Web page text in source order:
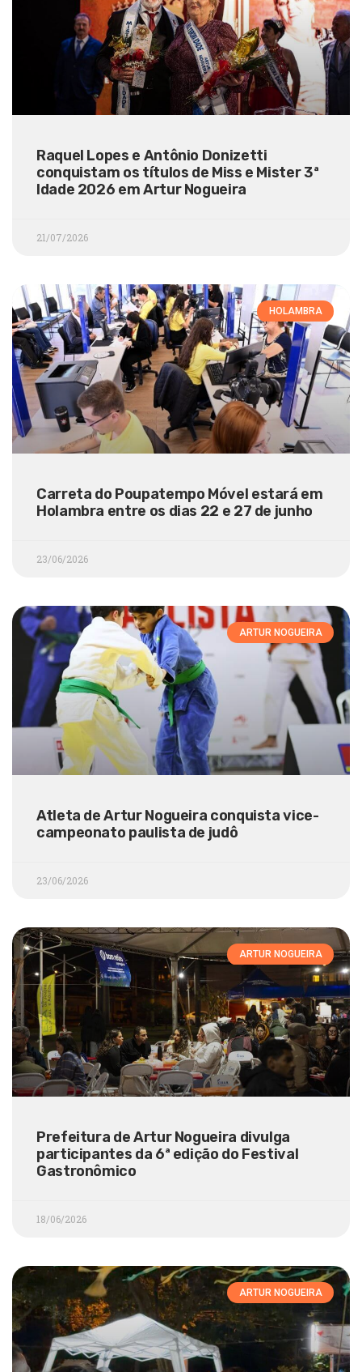
Raquel Lopes e Antônio Donizetti
conquistam os títulos de Miss e Mister 3ª
Idade 2026 em Artur Nogueira
21/07/2026
HOLAMBRA
Carreta do Poupatempo Móvel estará em
Holambra entre os dias 22 e 27 de junho
23/06/2026
ARTUR NOGUEIRA
Atleta de Artur Nogueira conquista vice-
campeonato paulista de judô
23/06/2026
ARTUR NOGUEIRA
Prefeitura de Artur Nogueira divulga
participantes da 6ª edição do Festival
Gastronômico
18/06/2026
ARTUR NOGUEIRA